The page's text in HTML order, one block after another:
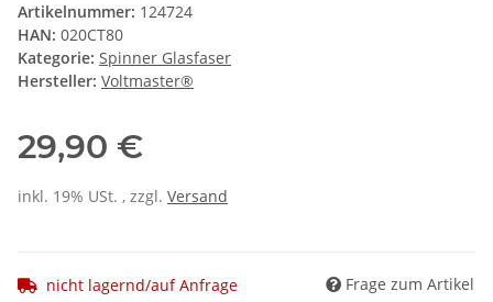
Artikelnummer: 124724
HAN: 020CT80
Kategorie: Spinner Glasfaser
Hersteller: Voltmaster®
29,90 €
inkl. 19% USt. , zzgl. Versand
nicht lagernd/auf Anfrage Frage zum Artikel